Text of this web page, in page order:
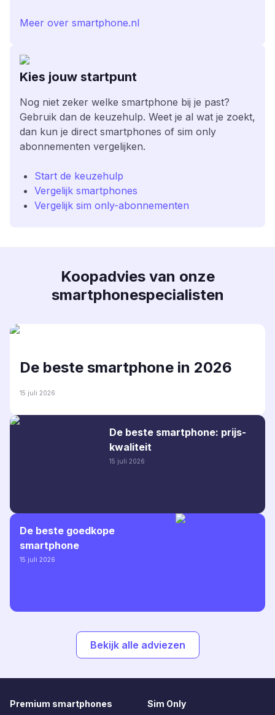
Meer over smartphone.nl
Kies jouw startpunt
Nog niet zeker welke smartphone bij je past?
Gebruik dan de keuzehulp. Weet je al wat je zoekt,
dan kun je direct smartphones of sim only
abonnementen vergelijken.
Start de keuzehulp
Vergelijk smartphones
Vergelijk sim only-abonnementen
Koopadvies van onze
smartphonespecialisten
De beste smartphone in 2026
15 juli 2026
De beste smartphone: prijs-
kwaliteit
15 juli 2026
De beste goedkope
smartphone
15 juli 2026
Bekijk alle adviezen
Premium smartphones Sim Only